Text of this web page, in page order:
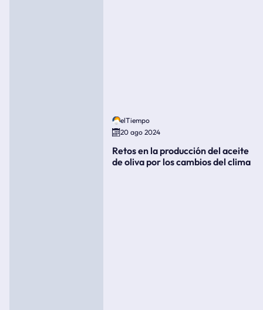
elTiempo
20 ago 2024
Retos en la producción del aceite
de oliva por los cambios del clima